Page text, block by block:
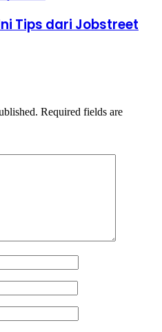
Tips dari Jobstreet
Required fields are